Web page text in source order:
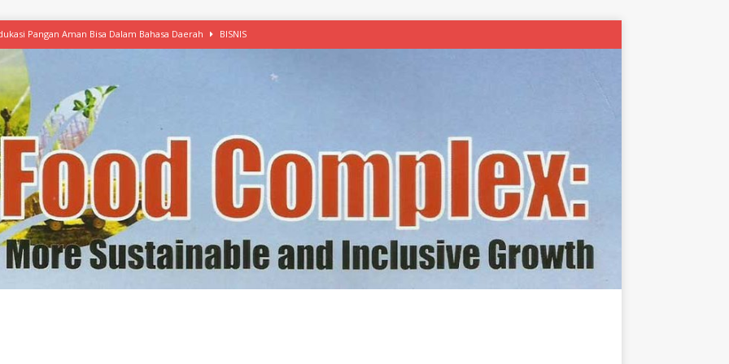
Pangan Aman Bisa Dalam Bahasa Daerah BISNIS
Mulai Ekspansi, IKEA dan MSC Dukung Seafood Berkelanjutan
Free Versi Healthy Choice, Tepung Talas Kimpul Pilihan Menu Sehat
Latih Olah Singkong, KKN Universitas Lampung Kenalkan Sosmocaf
Makanan dengan McCormick, Ciptakan Raksasa Rp1.100 Triliun